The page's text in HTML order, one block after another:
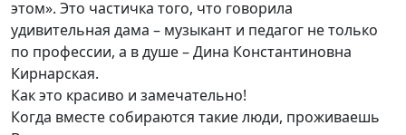
этом». Это частичка того, что говорила
удивительная дама – музыкант и педагог не только
по профессии, а в душе – Дина Константиновна
Кирнарская.
Как это красиво и замечательно!
Когда вместе собираются такие люди, проживаешь